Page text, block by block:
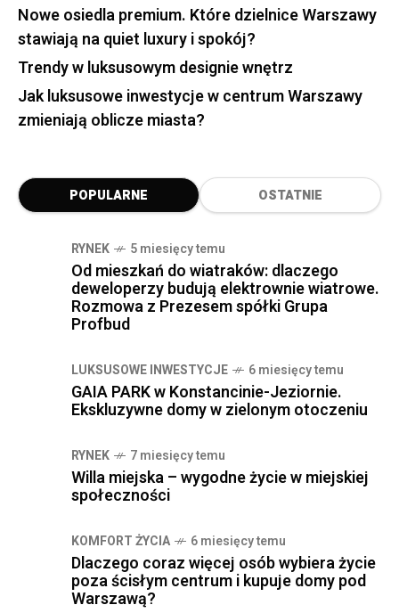
Nowe osiedla premium. Które dzielnice Warszawy
stawiają na quiet luxury i spokój?
Trendy w luksusowym designie wnętrz
Jak luksusowe inwestycje w centrum Warszawy
zmieniają oblicze miasta?
POPULARNE OSTATNIE
RYNEK 5 miesięcy temu
Od mieszkań do wiatraków: dlaczego
deweloperzy budują elektrownie wiatrowe.
Rozmowa z Prezesem spółki Grupa
Profbud
LUKSUSOWE INWESTYCJE 6 miesięcy temu
GAIA PARK w Konstancinie-Jeziornie.
Ekskluzywne domy w zielonym otoczeniu
RYNEK 7 miesięcy temu
Willa miejska – wygodne życie w miejskiej
społeczności
KOMFORT ŻYCIA 6 miesięcy temu
Dlaczego coraz więcej osób wybiera życie
poza ścisłym centrum i kupuje domy pod
Warszawą?